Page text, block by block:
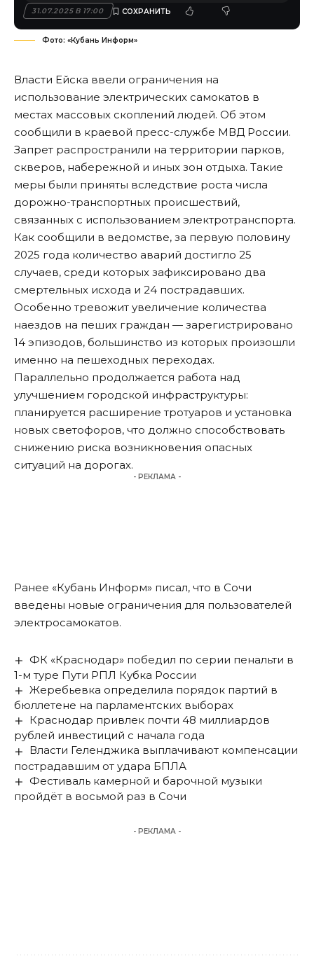
31.07.2025 В 17:00
Фото: «Кубань Информ»
Власти Ейска ввели ограничения на
использование электрических самокатов в
местах массовых скоплений людей. Об этом
сообщили в краевой пресс-службе МВД России.
Запрет распространили на территории парков,
скверов, набережной и иных зон отдыха. Такие
меры были приняты вследствие роста числа
дорожно-транспортных происшествий,
связанных с использованием электротранспорта.
Как сообщили в ведомстве, за первую половину
2025 года количество аварий достигло 25
случаев, среди которых зафиксировано два
смертельных исхода и 24 пострадавших.
Особенно тревожит увеличение количества
наездов на пеших граждан — зарегистрировано
14 эпизодов, большинство из которых произошли
именно на пешеходных переходах.
Параллельно продолжается работа над
улучшением городской инфраструктуры:
планируется расширение тротуаров и установка
новых светофоров, что должно способствовать
снижению риска возникновения опасных
ситуаций на дорогах.
- РЕКЛАМА -
Ранее «Кубань Информ» писал, что в Сочи
введены новые ограничения для пользователей
электросамокатов.
ФК «Краснодар» победил по серии пенальти в
1-м туре Пути РПЛ Кубка России
Жеребьевка определила порядок партий в
бюллетене на парламентских выборах
Краснодар привлек почти 48 миллиардов
рублей инвестиций с начала года
Власти Геленджика выплачивают компенсации
пострадавшим от удара БПЛА
Фестиваль камерной и барочной музыки
пройдёт в восьмой раз в Сочи
- РЕКЛАМА -